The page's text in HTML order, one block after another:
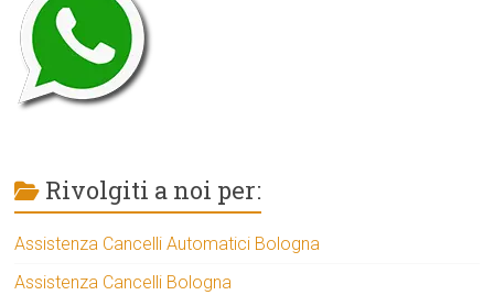
Rivolgiti a noi per:
Assistenza Cancelli Automatici Bologna
Assistenza Cancelli Bologna